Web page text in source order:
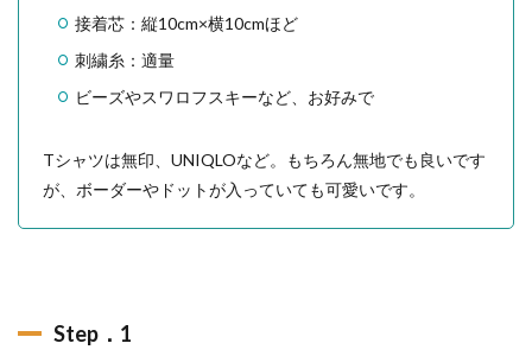
接着芯：縦10cm×横10cmほど
刺繍糸：適量
ビーズやスワロフスキーなど、お好みで
Tシャツは無印、UNIQLOなど。もちろん無地でも良いです
が、ボーダーやドットが入っていても可愛いです。
Step．1